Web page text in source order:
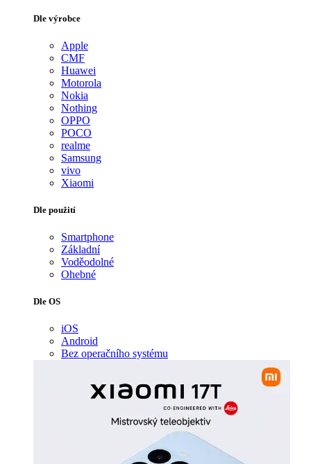
Dle výrobce
Apple
CMF
Huawei
Motorola
Nokia
Nothing
OPPO
POCO
realme
Samsung
vivo
Xiaomi
Dle použití
Smartphone
Základní
Voděodolné
Ohebné
Dle OS
iOS
Android
Bez operačního systému